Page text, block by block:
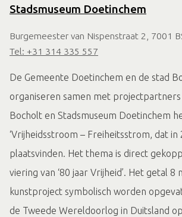
Stadsmuseum Doetinchem
Burgemeester van Nispenstraat 2, 7001
Tel: +31 314 335 557
De Gemeente Doetinchem en de stad
organiseren samen met projectpartners
Bocholt en Stadsmuseum Doetinchem
‘Vrijheidsstroom – Freiheitsstrom, dat in
plaatsvinden. Het thema is direct
viering van ‘80 jaar Vrijheid’. Het getal 8
kunstproject symbolisch worden
de Tweede Wereldoorlog in Duitsland